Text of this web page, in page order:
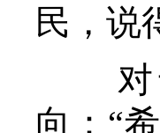
民，说
对于
向：“